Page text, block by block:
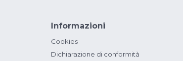
Informazioni
Cookies
Dichiarazione di conformità